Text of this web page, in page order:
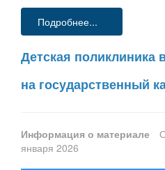
Подробнее...
Детская поликлиника
на государственный
Информация о материале
января 2026